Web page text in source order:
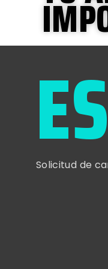
Solicitud de